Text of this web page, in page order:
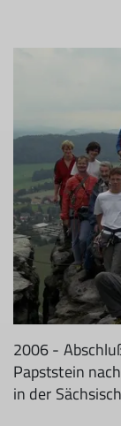
2006 -
Papststein
in der